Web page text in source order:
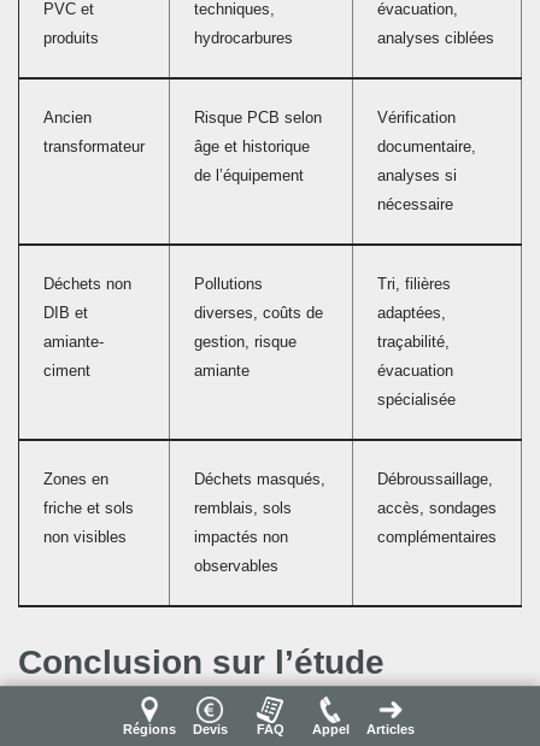
PVC et
produits
techniques,
hydrocarbures
évacuation,
analyses ciblées
Ancien
transformateur
Risque PCB selon
âge et historique
de l’équipement
Vérification
documentaire,
analyses si
nécessaire
Déchets non
DIB et
amiante-
ciment
Pollutions
diverses, coûts de
gestion, risque
amiante
Tri, filières
adaptées,
traçabilité,
évacuation
spécialisée
Zones en
friche et sols
non visibles
Déchets masqués,
remblais, sols
impactés non
observables
Débroussaillage,
accès, sondages
complémentaires
Conclusion sur l’étude
pollution des sols
Régions Devis FAQ Appel Articles